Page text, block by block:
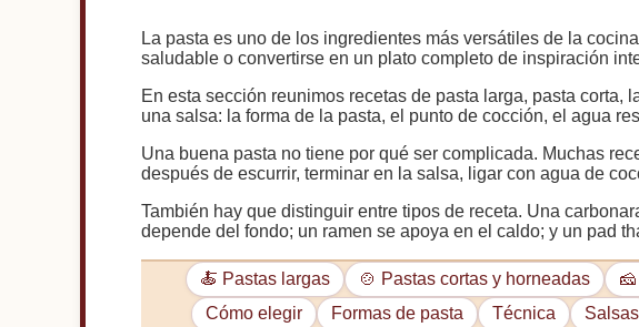
La pasta es uno de los ingredientes más versátiles de la
saludable o convertirse en un plato completo de inspiración
En esta sección reunimos recetas de pasta larga, pasta
una salsa: la forma de la pasta, el punto de cocción, el agua
Una buena pasta no tiene por qué ser complicada. Muchas
después de escurrir, terminar en la salsa, ligar con agua de
También hay que distinguir entre tipos de receta. Una
depende del fondo; un ramen se apoya en el caldo; y un pad
🍝 Pastas largas 🍲 Pastas cortas y horneadas
Cómo elegir
Formas de pasta Técnica Salsas